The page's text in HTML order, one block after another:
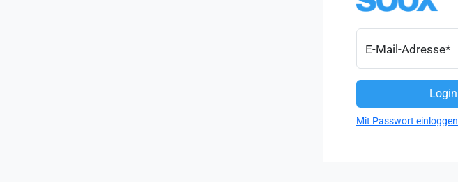
E-Mail-Adresse*
Mit Passwort einloggen